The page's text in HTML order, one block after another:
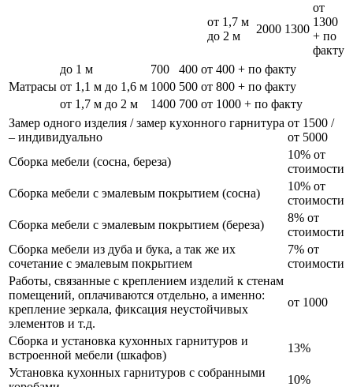
от 1,7 м
до 2 м
2000 1300
от
1300
+ по
факту
Матрасы
до 1 м 700 400 от 400 + по факту
от 1,1 м до 1,6 м 1000 500 от 800 + по факту
от 1,7 м до 2 м
1400 700 от 1000 + по факту
Замер одного изделия / замер кухонного гарнитура
– индивидуально
от 1500 /
от 5000
Сборка мебели (сосна, береза)
10% от
стоимости
Сборка мебели с эмалевым покрытием (сосна)
10% от
стоимости
Сборка мебели с эмалевым покрытием (береза)
8% от
стоимости
Сборка мебели из дуба и бука, а так же их
сочетание с эмалевым покрытием
7% от
стоимости
Работы, связанные с креплением изделий к стенам
помещений, оплачиваются отдельно, а именно:
крепление зеркала, фиксация неустойчивых
элементов и т.д.
от 1000
Сборка и установка кухонных гарнитуров и
встроенной мебели (шкафов)
13%
Установка кухонных гарнитуров с собранными
10%